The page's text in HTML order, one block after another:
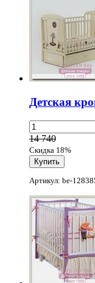
Детская
14 740
Скидка 18%
Артикул: be-